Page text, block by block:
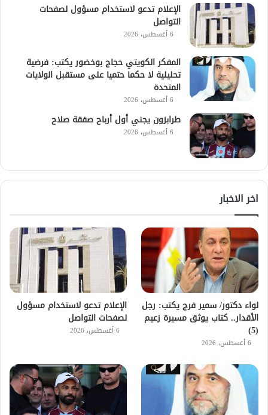
الإعلام تدعو لاستخدام مسؤول لصفحات
التواصل
6 أغسطس، 2026
المفكر الكويتي حجاج بوخضور يكتب: فرضية
تحليلية لا حكما حتميا على مستقبل الولايات
المتحدة
6 أغسطس، 2026
طرابزون يجني أول أرباح صفقة صلاح
6 أغسطس، 2026
اخر الاخبار
لواء دكتور/ سمير فرج يكتب: رجل
الأقدار.. كتاب يوثق مسيرة زعيم
(5)
6 أغسطس، 2026
الإعلام تدعو لاستخدام مسؤول
لصفحات التواصل
6 أغسطس، 2026